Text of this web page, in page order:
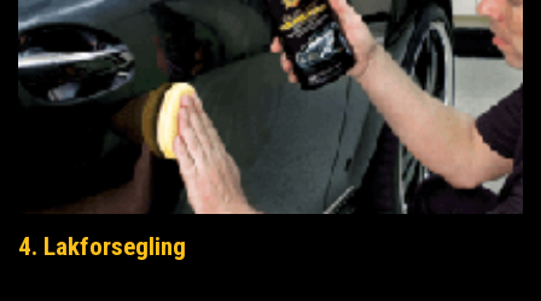
4. Lakforsegling